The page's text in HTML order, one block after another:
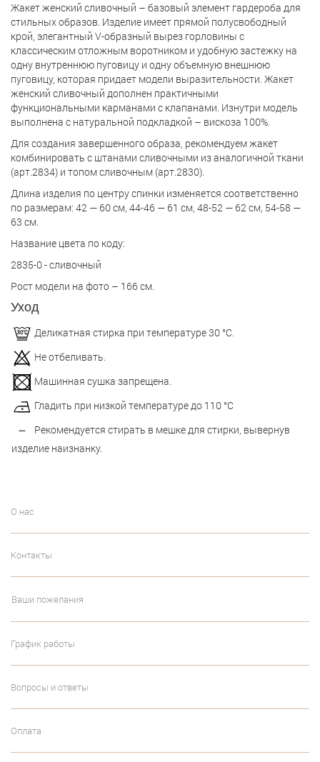
Жакет женский сливочный – базовый элемент гардероба для
стильных образов. Изделие имеет прямой полусвободный
крой, элегантный V-образный вырез горловины с
классическим отложным воротником и удобную застежку на
одну внутреннюю пуговицу и одну объемную внешнюю
пуговицу, которая придает модели выразительности. Жакет
женский сливочный дополнен практичными
функциональными карманами с клапанами. Изнутри модель
выполнена с натуральной подкладкой – вискоза 100%.
Для создания завершенного образа, рекомендуем жакет
комбинировать с штанами сливочными из аналогичной ткани
(арт.2834) и топом сливочным (арт.2830).
Длина изделия по центру спинки изменяется соответственно
по размерам: 42 — 60 см, 44-46 — 61 см, 48-52 — 62 см, 54-58 —
63 см.
Название цвета по коду:
2835-0 - сливочный
Рост модели на фото – 166 см.
Уход
Деликатная стирка при температуре 30 °С.
Не отбеливать.
Машинная сушка запрещена.
Гладить при низкой температуре до 110 °С
Рекомендуется стирать в мешке для стирки, вывернув
изделие наизнанку.
О нас
Контакты
Ваши пожелания
График работы
Вопросы и ответы
Оплата